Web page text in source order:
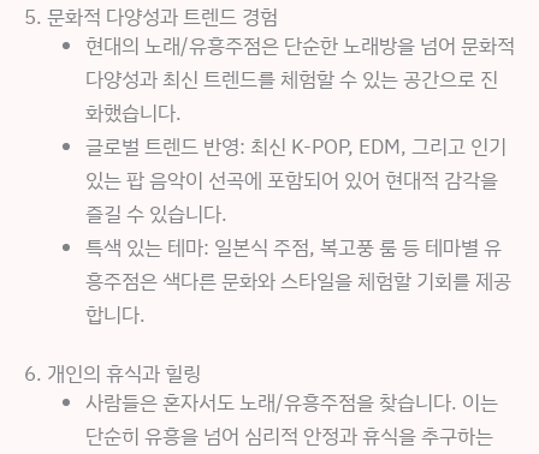
5. 문화적 다양성과 트렌드 경험
현대의 노래/유흥주점은 단순한 노래방을 넘어 문화적
다양성과 최신 트렌드를 체험할 수 있는 공간으로 진
화했습니다.
글로벌 트렌드 반영: 최신 K-POP, EDM, 그리고 인기
있는 팝 음악이 선곡에 포함되어 있어 현대적 감각을
즐길 수 있습니다.
특색 있는 테마: 일본식 주점, 복고풍 룸 등 테마별 유
흥주점은 색다른 문화와 스타일을 체험할 기회를 제공
합니다.
6. 개인의 휴식과 힐링
사람들은 혼자서도 노래/유흥주점을 찾습니다. 이는
단순히 유흥을 넘어 심리적 안정과 휴식을 추구하는